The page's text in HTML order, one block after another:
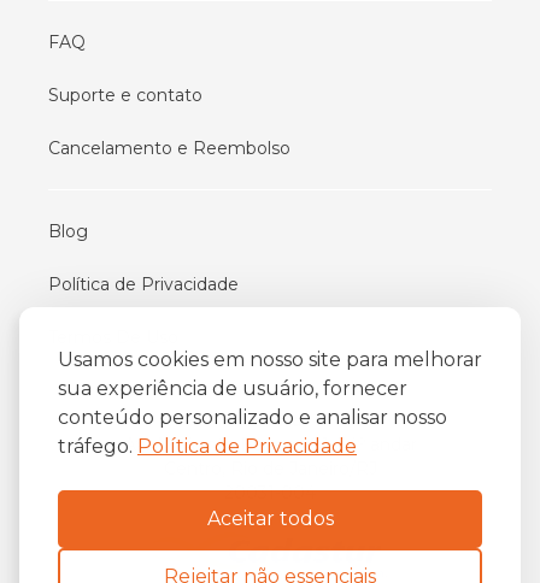
Usamos cookies em nosso site para melhorar
sua experiência de usuário, fornecer
conteúdo personalizado e analisar nosso
tráfego. Política de Privacidade
Aceitar todos
Rejeitar não essenciais
FAQ
Suporte e contato
Cancelamento e Reembolso
Blog
Política de Privacidade
iFriend
Av. Almirante Barroso 81, 34
20031-004